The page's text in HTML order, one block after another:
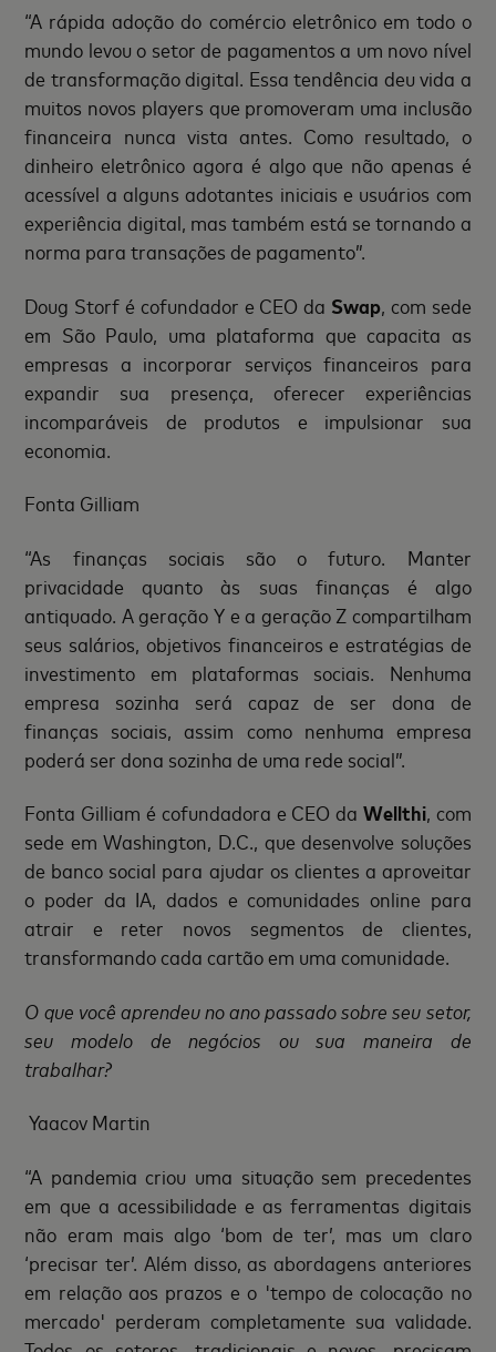
“A rápida adoção do comércio eletrônico em todo o
mundo levou o setor de pagamentos a um novo nível
de transformação digital. Essa tendência deu vida a
muitos novos players que promoveram uma inclusão
financeira nunca vista antes. Como resultado, o
dinheiro eletrônico agora é algo que não apenas é
acessível a alguns adotantes iniciais e usuários com
experiência digital, mas também está se tornando a
norma para transações de pagamento”.
Doug Storf é cofundador e CEO da Swap , com sede
em São Paulo, uma plataforma que capacita as
empresas a incorporar serviços financeiros para
expandir sua presença, oferecer experiências
incomparáveis de produtos e impulsionar sua
economia.
Fonta Gilliam
“As finanças sociais são o futuro. Manter
privacidade quanto às suas finanças é algo
antiquado. A geração Y e a geração Z compartilham
seus salários, objetivos financeiros e estratégias de
investimento em plataformas sociais. Nenhuma
empresa sozinha será capaz de ser dona de
finanças sociais, assim como nenhuma empresa
poderá ser dona sozinha de uma rede social”.
Fonta Gilliam é cofundadora e CEO da Wellthi, com
sede em Washington, D.C., que desenvolve soluções
de banco social para ajudar os clientes a aproveitar
o poder da IA, dados e comunidades online para
atrair e reter novos segmentos de clientes,
transformando cada cartão em uma comunidade.
O que você aprendeu no ano passado sobre seu setor,
seu modelo de negócios ou sua maneira de
trabalhar?
Yaacov Martin
“A pandemia criou uma situação sem precedentes
em que a acessibilidade e as ferramentas digitais
não eram mais algo ‘bom de ter’, mas um claro
‘precisar ter’. Além disso, as abordagens anteriores
em relação aos prazos e o 'tempo de colocação no
mercado' perderam completamente sua validade.